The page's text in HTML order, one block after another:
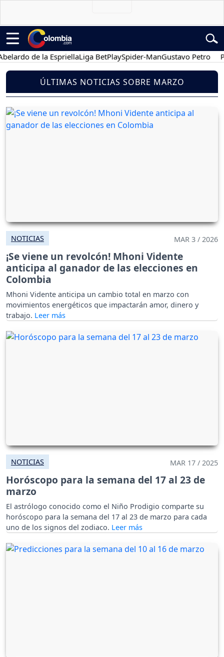
de la EspriellaLiga BetPlaySpider-ManGustavo Petro
ÚLTIMAS NOTICIAS SOBRE MARZO
NOTICIAS MAR 3 / 2026
¡Se viene un revolcón! Mhoni Vidente
anticipa al ganador de las elecciones en
Colombia
Mhoni Vidente anticipa un cambio total en marzo con
movimientos energéticos que impactarán amor, dinero y
trabajo.
NOTICIAS MAR 17 / 2025
Horóscopo para la semana del 17 al 23 de
marzo
El astrólogo conocido como el Niño Prodigio comparte su
horóscopo para la semana del 17 al 23 de marzo para cada
uno de los signos del zodiaco.